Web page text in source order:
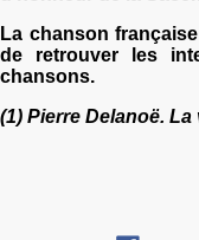
La chanson
de retrouver les
chansons.
(1) Pierre Delanoë.